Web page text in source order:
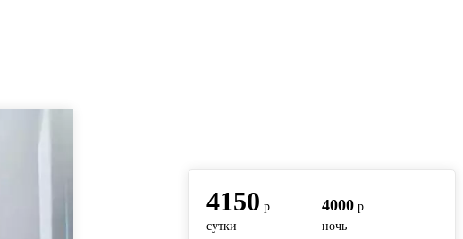
4150 р.
сутки
4000 р.
ночь